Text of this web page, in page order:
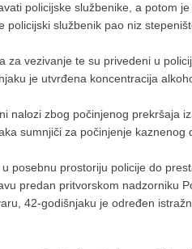
policijske službenike, a potom
službenik pao niz
za vezivanje te su privedeni u
je utvrđena koncentracija
nalozi zbog počinjenog prekršaja
sumnjiči za počinjenje kaznenog
posebnu prostoriju policije do
predan pritvorskom nadzorniku
42-godišnjaku je određen